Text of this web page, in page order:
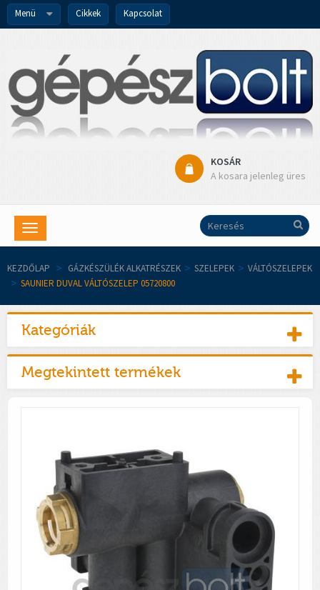
Menü Cikkek Kapcsolat
KOSÁR
A kosara jelenleg üres
Toggle
navigation
KEZDŐLAP > GÁZKÉSZÜLÉK ALKATRÉSZEK > SZELEPEK > VÁLTÓSZELEPEK
> SAUNIER DUVAL VÁLTÓSZELEP 05720800
Kategóriák
Megtekintett termékek